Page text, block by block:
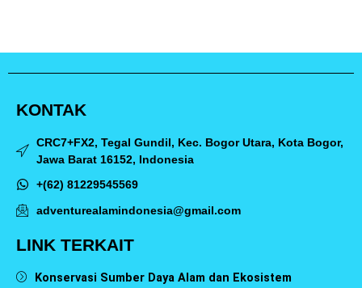
KONTAK
CRC7+FX2, Tegal Gundil, Kec. Bogor Utara, Kota Bogor,
Jawa Barat 16152, Indonesia
+(62) 81229545569
adventurealamindonesia@gmail.com
LINK TERKAIT
Konservasi Sumber Daya Alam dan Ekosistem